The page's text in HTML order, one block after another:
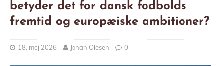
betyder det for dansk fodbolds
fremtid og europæiske ambitioner?
18. maj 2026 Johan Olesen 0